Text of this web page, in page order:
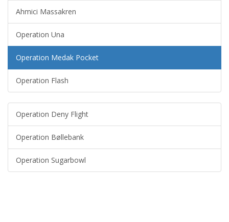
Ahmici Massakren
Operation Una
Operation Medak Pocket
Operation Flash
Operation Deny Flight
Operation Bøllebank
Operation Sugarbowl